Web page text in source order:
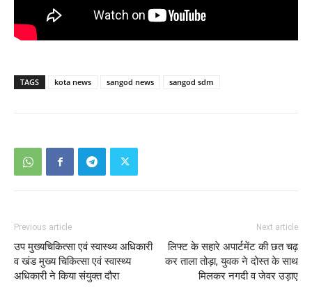
TAGS kota news sangod news sangod sdm
Previous article
उप मुख्यचिकित्सा एवं स्वास्थ्य अधिकारी
व खंड मुख्य चिकित्सा एवं स्वास्थ्य
अधिकारी ने किया संयुक्त दौरा
Next article
लिफ्ट के सहारे अपार्टमेंट की छत चढ़
कर ताला तोड़ा, युवक ने दोस्त के साथ
मिलकर नगदी व जेवर उड़ाए